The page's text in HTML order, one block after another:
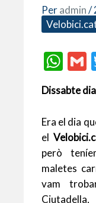
Peradmin/
W
h
at
s
A
p
p
l
Dissabte
Era el dia
el
però
maletes
vam